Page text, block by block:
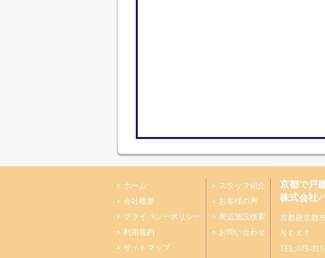
ホーム
会社概要
プライバシーポリシー
利用規約
サイトマップ
スタッフ紹介
お客様の声
周辺施設検索
お問い合わせ
京都で戸
株式会社
京都府京都
ＮＥＸＴ
TEL:075-